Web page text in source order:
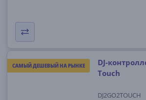
САМЫЙ ДЕШЕВЫЙ НА РЫНКЕ
DJ-
Touch
DJ2GO2TOUCH